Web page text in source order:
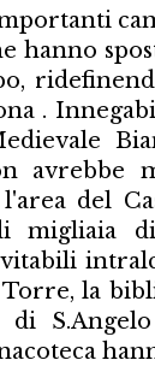
hanno
.
avrebbe
del
migliaia
la
di